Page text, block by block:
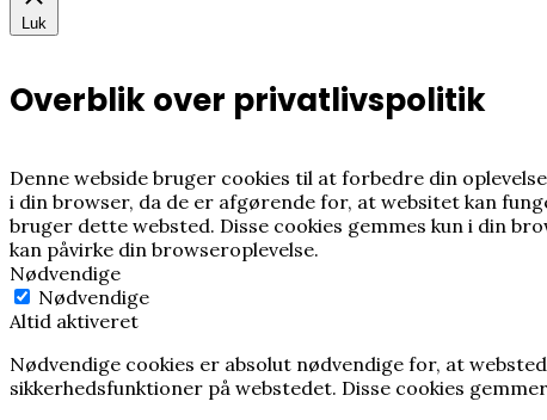
Luk
Overblik over privatlivspolitik
Denne webside bruger cookies til at forbedre din
i din browser, da de er afgørende for, at websitet kan
bruger dette websted. Disse cookies gemmes kun i din
kan påvirke din browseroplevelse.
Nødvendige
Nødvendige
Altid aktiveret
Nødvendige cookies er absolut nødvendige for, at
sikkerhedsfunktioner på webstedet. Disse cookies